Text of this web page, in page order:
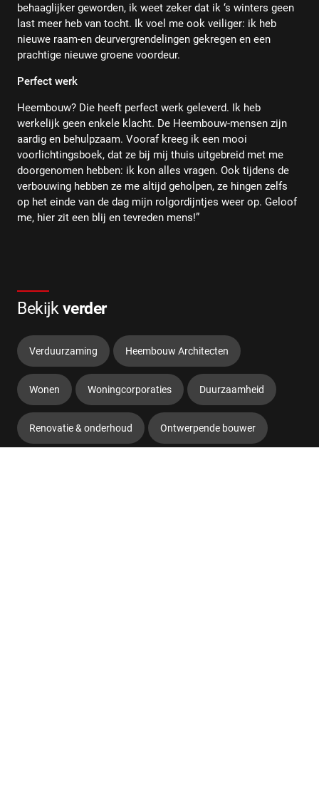
behaaglijker geworden, ik weet zeker dat ik ‘s winters geen
last meer heb van tocht. Ik voel me ook veiliger: ik heb
nieuwe raam-en deurvergrendelingen gekregen en een
prachtige nieuwe groene voordeur.
Perfect werk
Heembouw? Die heeft perfect werk geleverd. Ik heb
werkelijk geen enkele klacht. De Heembouw-mensen zijn
aardig en behulpzaam. Vooraf kreeg ik een mooi
voorlichtingsboek, dat ze bij mij thuis uitgebreid met me
doorgenomen hebben: ik kon alles vragen. Ook tijdens de
verbouwing hebben ze me altijd geholpen, ze hingen zelfs
op het einde van de dag mijn rolgordijntjes weer op. Geloof
me, hier zit een blij en tevreden mens!”
Bekijkverder
Verduurzaming Heembouw Architecten
Wonen Woningcorporaties Duurzaamheid
Renovatie & onderhoud Ontwerpende bouwer